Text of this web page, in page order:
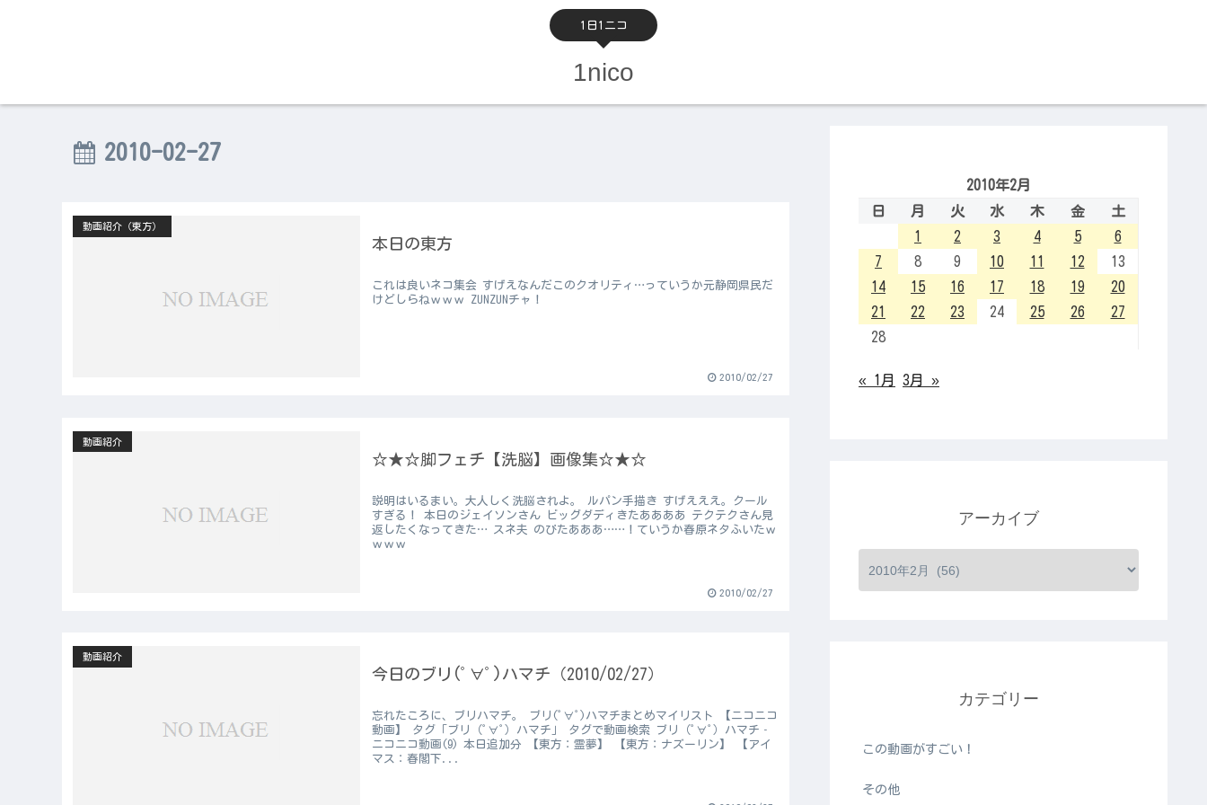
1日1ニコ
1nico
2010-02-27
動画紹介（東方）
本日の東方
これは良いネコ集会 すげえなんだこのクオリティ…っていうか元静岡県民だ
けどしらねｗｗｗ ZUNZUNチャ！
2010/02/27
動画紹介
☆★☆脚フェチ【洗脳】画像集☆★☆
説明はいるまい。大人しく洗脳されよ。 ルパン手描き すげえええ。クール
すぎる！ 本日のジェイソンさん ビッグダディきたああああ テクテクさん見
返したくなってきた… スネ夫 のびたあああ……！ていうか春原ネタふいたｗ
ｗｗｗ
2010/02/27
動画紹介
今日のブリ(ﾟ∀ﾟ)ハマチ（2010/02/27）
忘れたころに、ブリハマチ。 ブリ(ﾟ∀ﾟ)ハマチまとめマイリスト 【ニコニコ
動画】 タグ「ブリ（ﾟ∀ﾟ）ハマチ」 タグで動画検索 ブリ（ﾟ∀ﾟ）ハマチ‐
ニコニコ動画(9) 本日追加分 【東方：霊夢】 【東方：ナズーリン】 【アイ
マス：春閣下...
2010年2月
日
月 火 水 木 金
土
1
2 3 4 5
6
7
8 9 10 11 12
13
14
15 16 17 18 19
20
21
22 23 24 25 26
27
28
« 1月 3月 »
アーカイブ
カテゴリー
この動画がすごい！
その他